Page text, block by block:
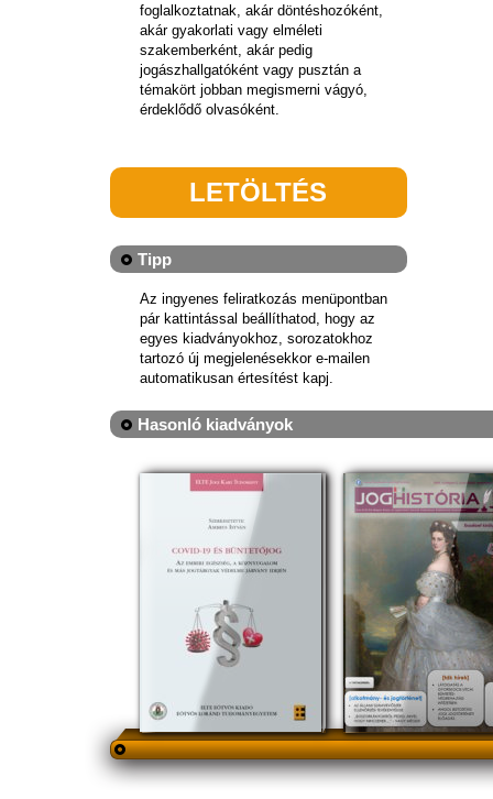
foglalkoztatnak, akár döntéshozóként,
akár gyakorlati vagy elméleti
szakemberként, akár pedig
jogászhallgatóként vagy pusztán a
témakört jobban megismerni vágyó,
érdeklődő olvasóként.
LETÖLTÉS
Tipp
Az ingyenes feliratkozás menüpontban
pár kattintással beállíthatod, hogy az
egyes kiadványokhoz, sorozatokhoz
tartozó új megjelenésekkor e-mailen
automatikusan értesítést kapj.
Hasonló kiadványok